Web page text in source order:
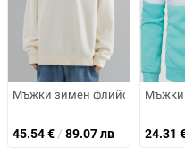
плетиво и имитация на две
Мъжки зимен флийсов
45.54€ / 89.07 лв
Мъжки
24.31